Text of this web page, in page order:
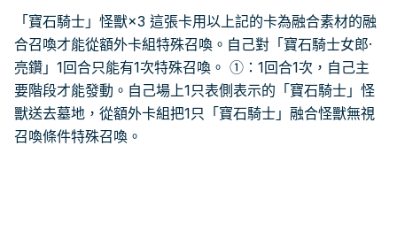
「寶石騎士」怪獸×3 這張卡用以上記的卡為融合素材的融
合召喚才能從額外卡組特殊召喚。自己對「寶石騎士女郎·
亮鑽」1回合只能有1次特殊召喚。 ①：1回合1次，自己主
要階段才能發動。自己場上1只表側表示的「寶石騎士」怪
獸送去墓地，從額外卡組把1只「寶石騎士」融合怪獸無視
召喚條件特殊召喚。